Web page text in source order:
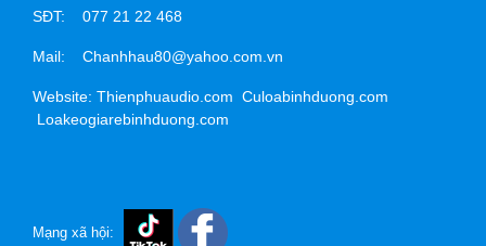
SĐT: 077 21 22 468
Mail: Chanhhau80@yahoo.com.vn
Website: Thienphuaudio.com Culoabinhduong.com
Loakeogiarebinhduong.com
Mạng xã hội: